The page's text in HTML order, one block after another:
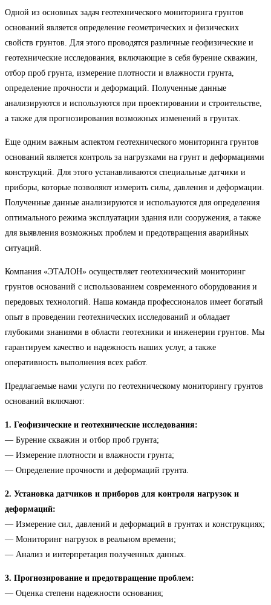
Одной из основных задач геотехнического мониторинга грунтов
оснований является определение геометрических и физических
свойств грунтов. Для этого проводятся различные геофизические и
геотехнические исследования, включающие в себя бурение скважин,
отбор проб грунта, измерение плотности и влажности грунта,
определение прочности и деформаций. Полученные данные
анализируются и используются при проектировании и строительстве,
а также для прогнозирования возможных изменений в грунтах.
Еще одним важным аспектом геотехнического мониторинга грунтов
оснований является контроль за нагрузками на грунт и деформациями
конструкций. Для этого устанавливаются специальные датчики и
приборы, которые позволяют измерить силы, давления и деформации.
Полученные данные анализируются и используются для определения
оптимального режима эксплуатации здания или сооружения, а также
для выявления возможных проблем и предотвращения аварийных
ситуаций.
Компания «ЭТАЛОН» осуществляет геотехнический мониторинг
грунтов оснований с использованием современного оборудования и
передовых технологий. Наша команда профессионалов имеет богатый
опыт в проведении геотехнических исследований и обладает
глубокими знаниями в области геотехники и инженерии грунтов. Мы
гарантируем качество и надежность наших услуг, а также
оперативность выполнения всех работ.
Предлагаемые нами услуги по геотехническому мониторингу грунтов
оснований включают:
1. Геофизические и геотехнические исследования:
— Бурение скважин и отбор проб грунта;
— Измерение плотности и влажности грунта;
— Определение прочности и деформаций грунта.
2. Установка датчиков и приборов для контроля нагрузок и
деформаций:
— Измерение сил, давлений и деформаций в грунтах и конструкциях;
— Мониторинг нагрузок в реальном времени;
— Анализ и интерпретация полученных данных.
3. Прогнозирование и предотвращение проблем:
— Оценка степени надежности основания;